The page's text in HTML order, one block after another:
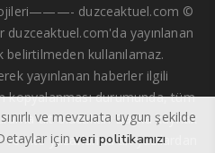
duzceaktuel.com ©
duzceaktuel.com'da yayınlanan
belirtilmeden kullanılamaz.
yayınlanan haberler ilgili
kopyalanması durumunda, tüm
ait olacaktır. Başka kaynak
site yazarlarına ait yazılardan
ve mevzuata uygun şekilde
içinveri politikamızı